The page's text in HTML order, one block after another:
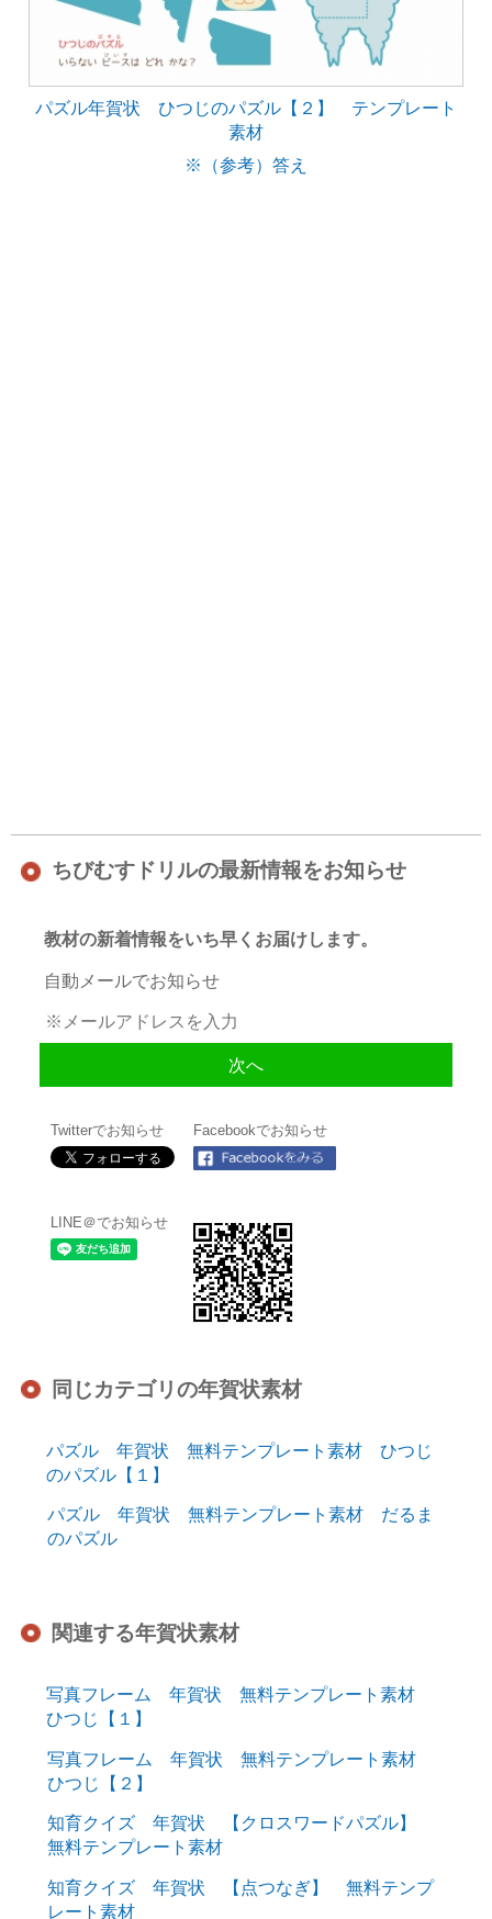
パズル年賀状 ひつじのパズル【２】 テンプレート
素材
※（参考）答え
ちびむすドリルの最新情報をお知らせ
教材の新着情報をいち早くお届けします。
自動メールでお知らせ
Twitterでお知らせ Facebookでお知らせ
LINE＠でお知らせ
同じカテゴリの年賀状素材
パズル 年賀状 無料テンプレート素材 ひつじ
のパズル【１】
パズル 年賀状 無料テンプレート素材 だるま
のパズル
関連する年賀状素材
写真フレーム 年賀状 無料テンプレート素材
ひつじ【１】
写真フレーム 年賀状 無料テンプレート素材
ひつじ【２】
知育クイズ 年賀状 【クロスワードパズル】
無料テンプレート素材
知育クイズ 年賀状 【点つなぎ】 無料テンプ
レート素材